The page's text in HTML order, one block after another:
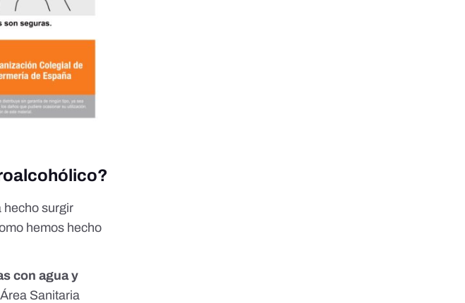
hecho surgir
hemos hecho
con agua y
Área Sanitaria